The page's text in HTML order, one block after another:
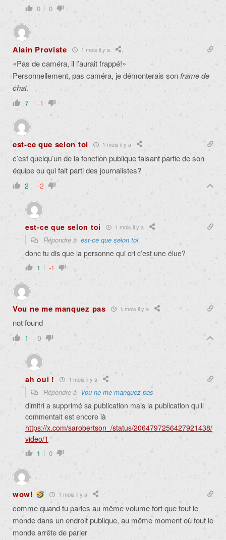
0 0
Alain Proviste 1 mois il y a
«Pas de caméra, il l’aurait frappé!»
Personnellement, pas caméra, je démonterais sonframe de
chat.
7 -1
est-ce que selon toi 1 mois il y a
c’est quelqu’un de la fonction publique faisant partie de son
équipe ou qui fait parti des journalistes?
2 -2
est-ce que selon toi 1 mois il y a
Répondre à est-ce que selon toi
donc tu dis que la personne qui cri c’est une élue?
1 -1
Vou ne me manquez pas 1 mois il y a
not found
1 0
ah oui ! 1 mois il y a
Répondre à Vou ne me manquez pas
dimitri a supprimé sa publication mais la publication qu’il
commentait est encore là
https://x.com/sarobertson_/status/2064797256427921438/
video/1
1 0
wow! 1 mois il y a
comme quand tu parles au même volume fort que tout le
monde dans un endroit publique, au même moment où tout le
monde arrête de parler